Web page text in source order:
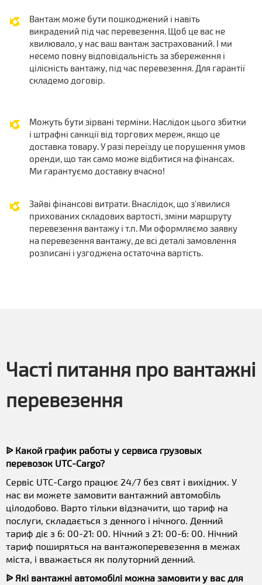
Вантаж може бути пошкоджений і навіть
викрадений під час перевезення. Щоб це вас не
хвилювало, у нас ваш вантаж застрахований. І ми
несемо повну відповідальність за збереження і
цілісність вантажу, під час перевезення. Для гарантії
складемо договір.
Можуть бути зірвані терміни. Наслідок цього збитки
і штрафні санкції від торгових мереж, якщо це
доставка товару. У разі переїзду це порушення умов
оренди, що так само може відбитися на фінансах.
Ми гарантуємо доставку вчасно!
Зайві фінансові витрати. Внаслідок, що з'явилися
прихованих складових вартості, зміни маршруту
перевезення вантажу і т.п. Ми оформляємо заявку
на перевезення вантажу, де всі деталі замовлення
розписані і узгоджена остаточна вартість.
Часті питання про вантажні
перевезення
ᐉ Какой график работы у сервиса грузовых
перевозок UTC-Cargo?
Сервіс UTC-Cargo працює 24/7 без свят і вихідних. У
нас ви можете замовити вантажний автомобіль
цілодобово. Варто тільки відзначити, що тариф на
послуги, складається з денного і нічного. Денний
тариф діє з 6: 00-21: 00. Нічний з 21: 00-6: 00. Нічний
тариф поширяться на вантажоперевезення в межах
міста, і вважається як полуторний денний.
ᐉ Які вантажні автомобілі можна замовити у вас для